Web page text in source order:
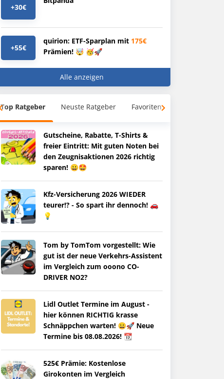
+30€
+55€
quirion: ETF-Sparplan mit 175€
Prämien! 🤯 🥳🚀
Alle anzeigen
Top Ratgeber Neuste Ratgeber Favoriten
Gutscheine, Rabatte, T-Shirts &
freier Eintritt: Mit guten Noten bei
den Zeugnisaktionen 2026 richtig
sparen! 😀🤩
Kfz-Versicherung 2026 WIEDER
teurer!? - So spart ihr dennoch! 🚗
💡
Tom by TomTom vorgestellt: Wie
gut ist der neue Verkehrs-Assistent
im Vergleich zum ooono CO-
DRIVER NO2?
Lidl Outlet Termine im August -
hier können RICHTIG krasse
Schnäppchen warten! 😀🚀 Neue
Termine bis 08.08.2026! 📆
525€ Prämie: Kostenlose
Girokonten im Vergleich